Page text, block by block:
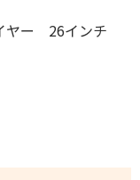
ヤー 26インチ